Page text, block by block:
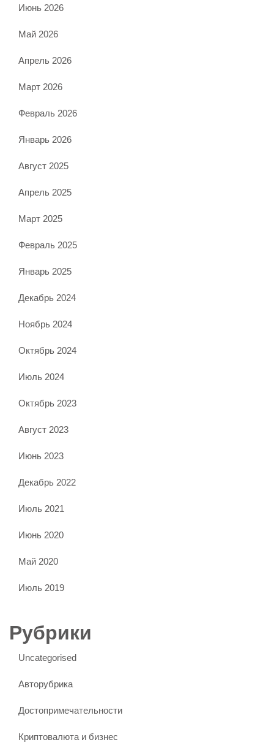
Июнь 2026
Май 2026
Апрель 2026
Март 2026
Февраль 2026
Январь 2026
Август 2025
Апрель 2025
Март 2025
Февраль 2025
Январь 2025
Декабрь 2024
Ноябрь 2024
Октябрь 2024
Июль 2024
Октябрь 2023
Август 2023
Июнь 2023
Декабрь 2022
Июль 2021
Июнь 2020
Май 2020
Июль 2019
Рубрики
Uncategorised
Авторубрика
Достопримечательности
Криптовалюта и бизнес